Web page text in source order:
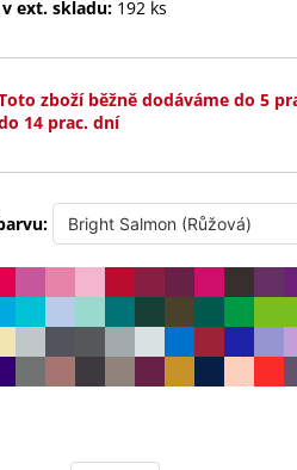
ext. skladu: 192 ks
zboží běžně dodáváme do 5
14 prac. dní